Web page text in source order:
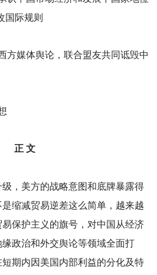
国际规则
方媒体舆论，联合盟友共同诋毁中
正 文
，美方的战略意图和底牌暴露得
缩减贸易逆差这么简单，越来越
保护主义的旗号，对中国从经济
政治和外交舆论等领域全面打
期内因美国内部利益的分化及特